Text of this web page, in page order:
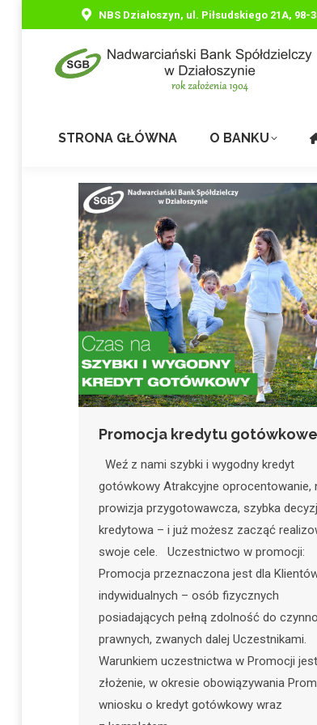
NBS Działoszyn, ul. Piłsudskiego 21A, 98-
STRONA GŁÓWNA O BANKU
Promocja kredytu
Weź z nami szybki i wygodny kredyt
gotówkowy Atrakcyjne oprocentowanie,
prowizja przygotowawcza, szybka
kredytowa – i już możesz zacząć
swoje cele. Uczestnictwo w promocji:
Promocja przeznaczona jest dla
indywidualnych – osób fizycznych
posiadających pełną zdolność do
prawnych, zwanych dalej Uczestnikami.
Warunkiem uczestnictwa w Promocji jest
złożenie, w okresie obowiązywania
wniosku o kredyt gotówkowy wraz